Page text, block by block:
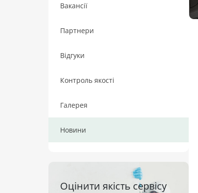
Вакансії
Партнери
Відгуки
Контроль якості
Галерея
Новини
Оцінити якість сервісу